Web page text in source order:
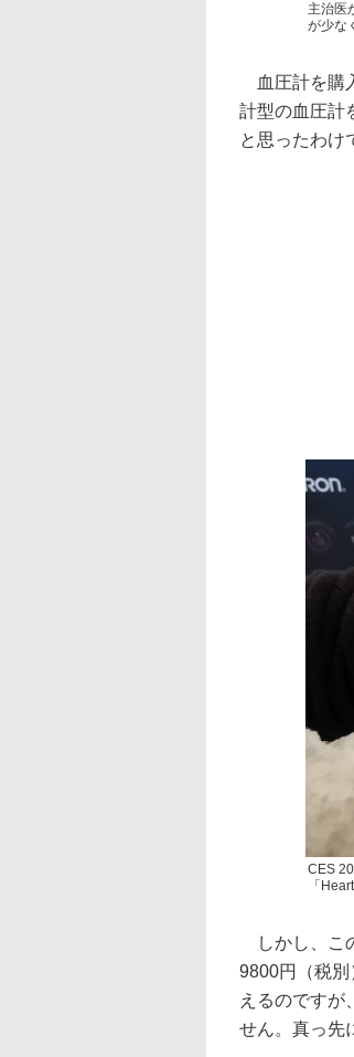
主治医
が少な
血圧計を購
計型の血圧計
と思ったわけ
CES
「
しかし、こ
9800円（税
えるのですが
せん。真っ先